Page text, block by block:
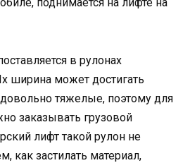
поднимается на лифте на
в рулонах
ширина может достигать
тяжелые, поэтому для
заказывать грузовой
лифт такой рулон не
как застилать материал,